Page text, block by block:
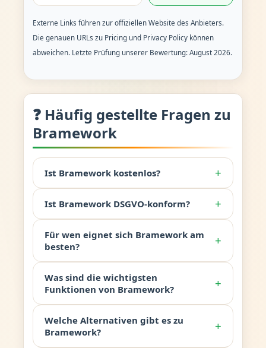
Externe Links führen zur offiziellen Website des Anbieters.
Die genauen URLs zu Pricing und Privacy Policy können
abweichen. Letzte Prüfung unserer Bewertung: August 2026.
❓ Häufig gestellte Fragen zu
Bramework
Ist Bramework kostenlos? +
Ist Bramework DSGVO-konform? +
Für wen eignet sich Bramework am
besten?
+
Was sind die wichtigsten
Funktionen von Bramework?
+
Welche Alternativen gibt es zu
Bramework?
+